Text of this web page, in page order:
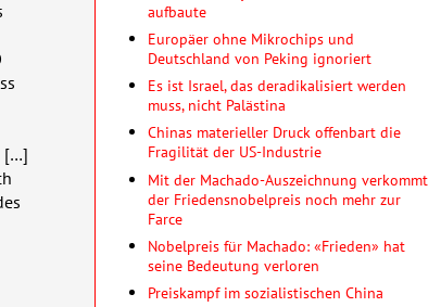
[…]
aufbaute
Europäer ohne Mikrochips und
Deutschland von Peking ignoriert
Es ist Israel, das deradikalisiert werden
muss, nicht Palästina
Chinas materieller Druck offenbart die
Fragilität der US-Industrie
Mit der Machado-Auszeichnung verkommt
der Friedensnobelpreis noch mehr zur
Farce
Nobelpreis für Machado: «Frieden» hat
seine Bedeutung verloren
Preiskampf im sozialistischen China